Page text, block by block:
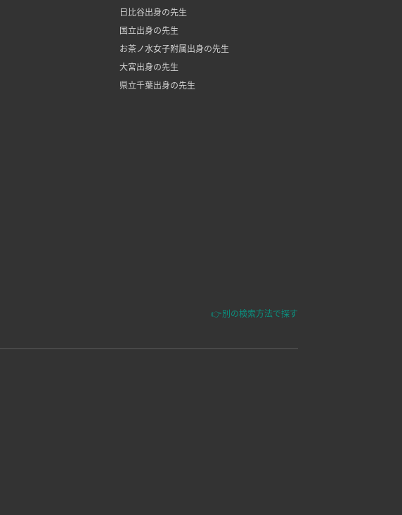
日比谷出身の先生
国立出身の先生
お茶ノ水女子附属出身の先生
大宮出身の先生
県立千葉出身の先生
👉別の検索方法で探す